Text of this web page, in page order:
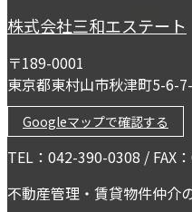
株式会社三和エステート
〒189-0001
東京都東村山市秋津町5-6-
Googleマップで確認する
TEL：042-390-0308 / FAX
不動産管理・賃貸物件仲介